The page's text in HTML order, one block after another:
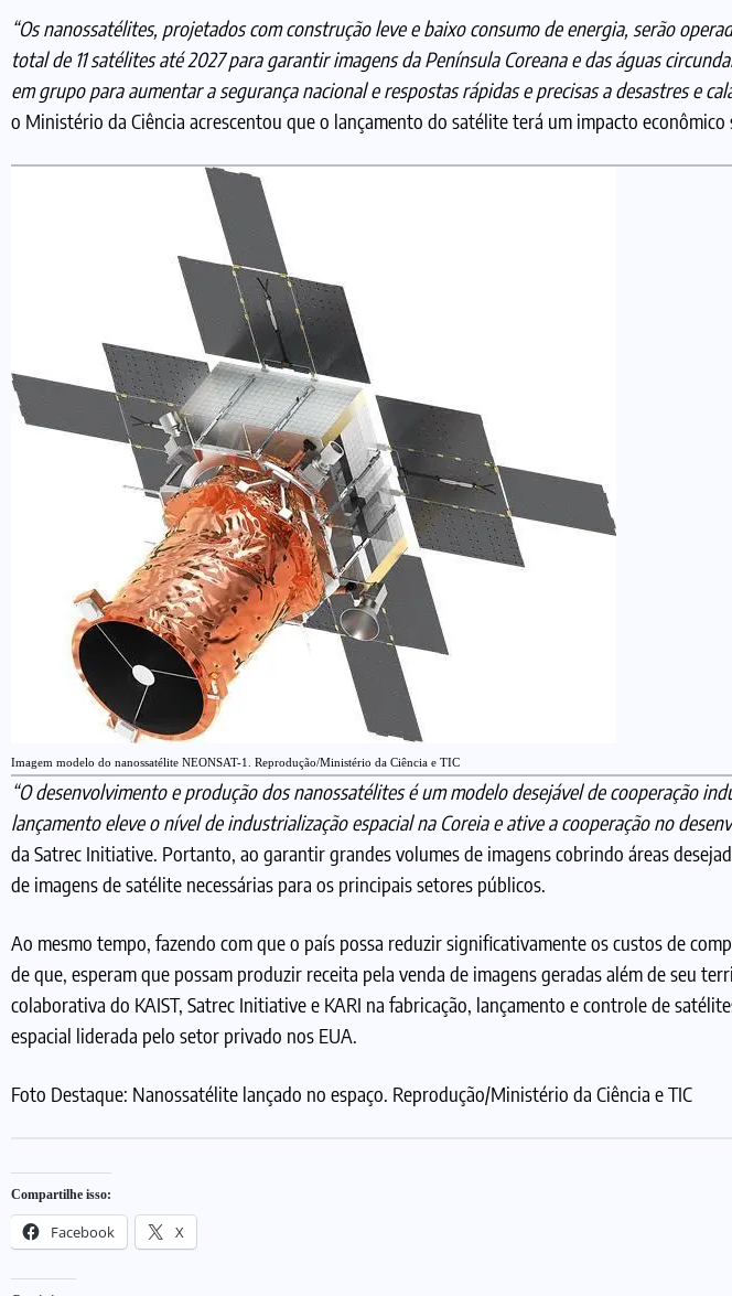
“Os nanossatélites, projetados com construção leve e baixo consumo de energia, serão
total de 11 satélites até 2027 para garantir imagens da Península Coreana e das águas
em grupo para aumentar a segurança nacional e respostas rápidas e precisas a desastres e
o Ministério da Ciência acrescentou que o lançamento do satélite terá um impacto
Imagem modelo do nanossatélite NEONSAT-1. Reprodução/Ministério da Ciência e TIC
“O desenvolvimento e produção dos nanossatélites é um modelo desejável de cooperação
lançamento eleve o nível de industrialização espacial na Coreia e ative a cooperação no
da Satrec Initiative. Portanto, ao garantir grandes volumes de imagens cobrindo áreas
de imagens de satélite necessárias para os principais setores públicos.
Ao mesmo tempo, fazendo com que o país possa reduzir significativamente os custos de
de que, esperam que possam produzir receita pela venda de imagens geradas além de seu
colaborativa do KAIST, Satrec Initiative e KARI na fabricação, lançamento e controle de
espacial liderada pelo setor privado nos EUA.
Foto Destaque: Nanossatélite lançado no espaço. Reprodução/Ministério da Ciência e TIC
Compartilhe isso:
Facebook X